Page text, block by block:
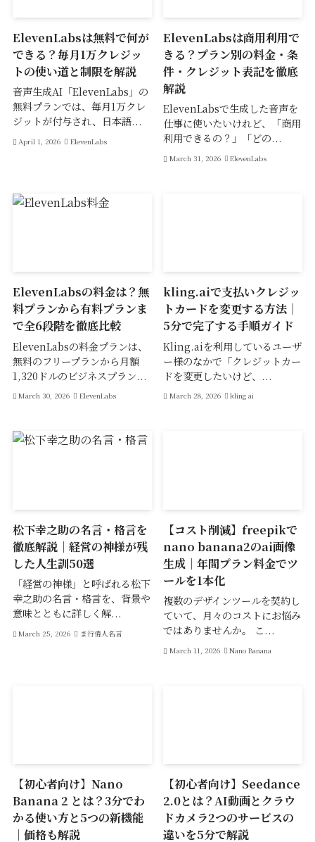
ElevenLabsは無料で何が
できる？毎月1万クレジッ
トの使い道と制限を解説
音声生成AI「ElevenLabs」の
無料プランでは、毎月1万クレ
ジットが付与され、日本語...
April 1, 2026 ElevenLabs
ElevenLabsは商用利用で
きる？プラン別の料金・条
件・クレジット表記を徹底
解説
ElevenLabsで生成した音声を
仕事に使いたいけれど、「商用
利用できるの？」「どの...
March 31, 2026 ElevenLabs
ElevenLabsの料金は？無
料プランから有料プランま
で全6段階を徹底比較
ElevenLabsの料金プランは、
無料のフリープランから月額
1,320ドルのビジネスプラン...
March 30, 2026 ElevenLabs
kling.aiで支払いクレジッ
トカードを変更する方法｜
5分で完了する手順ガイド
Kling.aiを利用しているユーザ
ー様のなかで「クレジットカー
ドを変更したいけど、...
March 28, 2026 kling ai
松下幸之助の名言・格言を
徹底解説｜経営の神様が残
した人生訓50選
「経営の神様」と呼ばれる松下
幸之助の名言・格言を、背景や
意味とともに詳しく解...
March 25, 2026 ま行偉人名言
【コスト削減】freepikで
nano banana2のai画像
生成｜年間プラン料金でツ
ールを1本化
複数のデザインツールを契約し
ていて、月々のコストにお悩み
ではありませんか。 こ...
March 11, 2026 Nano Banana
【初心者向け】Nano
Banana 2 とは？3分でわ
かる使い方と5つの新機能
｜価格も解説
【初心者向け】Seedance
2.0とは？AI動画とクラウ
ドカメラ2つのサービスの
違いを5分で解説